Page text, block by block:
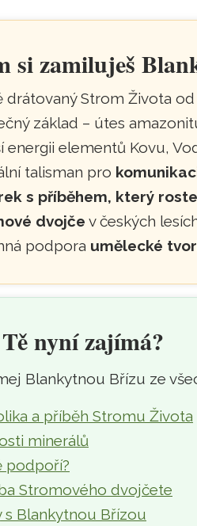
si zamiluješ
drátovaný Strom Života
základ – útes
energii elementů Kovu,
talisman pro
s příběhem, který roste
dvojče v českých
podpora umělecké
nyní zajímá?
Blankytnou Břízu ze
a příběh Stromu Života
minerálů
podpoří?
Stromového dvojčete
s Blankytnou Břízou